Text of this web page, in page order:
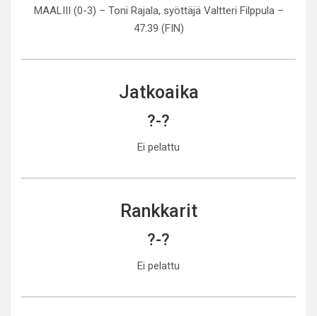
MAALIII (0-3) – Toni Rajala, syöttäjä Valtteri Filppula –
47:39 (FIN)
Jatkoaika
?-?
Ei pelattu
Rankkarit
?-?
Ei pelattu